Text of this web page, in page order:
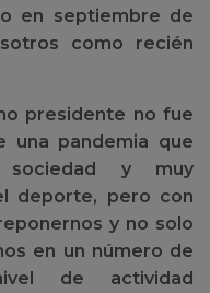
en septiembre de
como recién
presidente no fue
una pandemia que
y muy
deporte, pero con
y no solo
en un número de
de actividad